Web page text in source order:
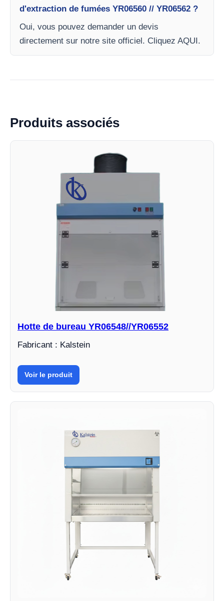
d'extraction de fumées YR06560 // YR06562 ?
Oui, vous pouvez demander un devis
directement sur notre site officiel. Cliquez AQUI.
Produits associés
Hotte de bureau YR06548//YR06552
Fabricant : Kalstein
Voir le produit